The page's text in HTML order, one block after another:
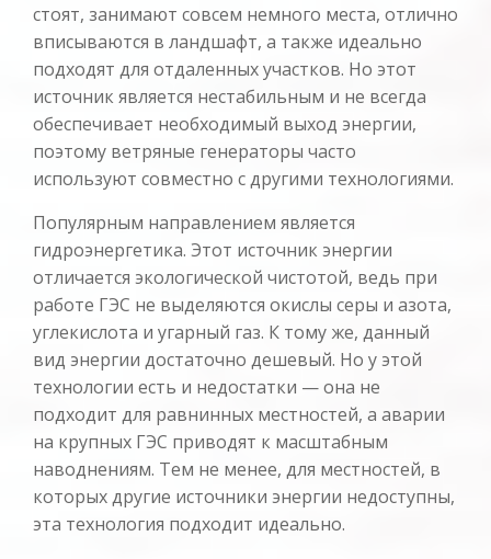
стоят, занимают совсем немного места, отлично
вписываются в ландшафт, а также идеально
подходят для отдаленных участков. Но этот
источник является нестабильным и не всегда
обеспечивает необходимый выход энергии,
поэтому ветряные генераторы часто
используют совместно с другими технологиями.
Популярным направлением является
гидроэнергетика. Этот источник энергии
отличается экологической чистотой, ведь при
работе ГЭС не выделяются окислы серы и азота,
углекислота и угарный газ. К тому же, данный
вид энергии достаточно дешевый. Но у этой
технологии есть и недостатки — она не
подходит для равнинных местностей, а аварии
на крупных ГЭС приводят к масштабным
наводнениям. Тем не менее, для местностей, в
которых другие источники энергии недоступны,
эта технология подходит идеально.